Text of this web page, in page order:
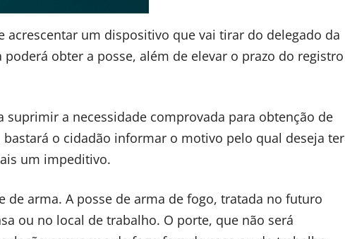
acrescentar um dispositivo que vai tirar do delegado da
obter a posse, além de elevar o prazo do registro
suprimir a necessidade comprovada para obtenção de
o cidadão informar o motivo pelo qual deseja ter
um impeditivo.
de arma. A posse de arma de fogo, tratada no futuro
ou no local de trabalho. O porte, que não será